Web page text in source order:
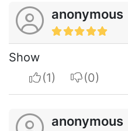
anonymous
Show
I apreciate
I do
anonymous